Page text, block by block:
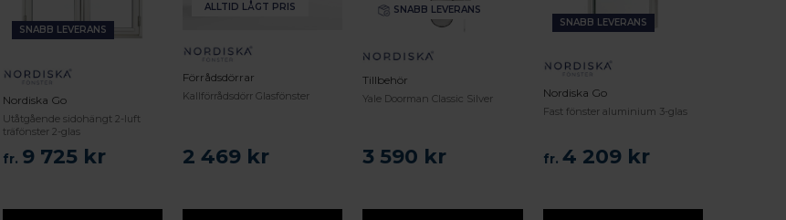
SNABB LEVERANS
Nordiska Go
Utåtgående sidohängt 2-luft
träfönster 2-glas
fr. 9 725 kr
ALLTID LÅGT PRIS
Förrådsdörrar
Kallförrådsdörr Glasfönster
2 469 kr
SNABB LEVERANS
Tillbehör
Yale Doorman Classic Silver
3 590 kr
SNABB LEVERANS
Nordiska Go
Fast fönster aluminium 3-glas
fr. 4 209 kr